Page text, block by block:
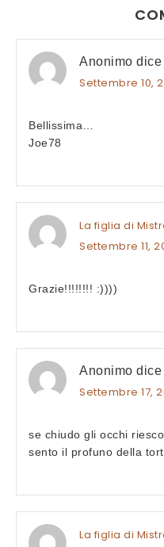
Anonimo dice
Settembre 10,
Bellissima…
Joe78
La figlia di
Settembre 11,
Grazie!!!!!!!! :))))
Anonimo dice
Settembre 17,
se chiudo gli occhi
sento il profuno della
La figlia di